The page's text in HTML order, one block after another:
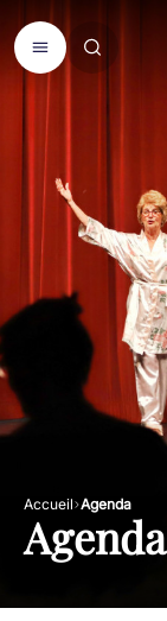
Accueil Agenda
Agenda